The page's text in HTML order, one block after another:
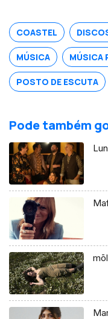
COASTEL
MÚSICA MÚSICA
POSTO DE ESCUTA
Pode também